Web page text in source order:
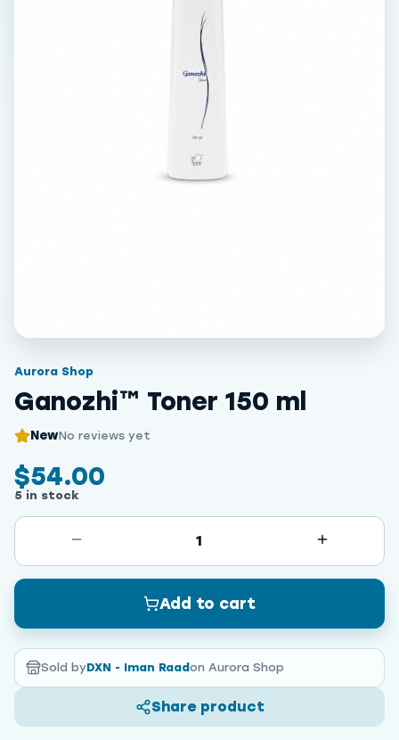
Aurora Shop
Ganozhi™ Toner 150 ml
NewNo reviews yet
$54.00
5 in stock
1
Add to cart
Sold byDXN - Iman Raad on Aurora Shop
Share product